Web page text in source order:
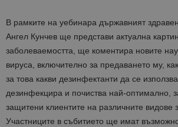
В рамките на уебинара държавният
Ангел Кунчев ще представи актуална
заболеваемостта, ще коментира новите
вируса, включително за предаването му,
за това какви дезинфектанти да се
дезинфекцира и почиства най-оптимално,
защитени клиентите на различните видове
Участниците в събитието ще имат